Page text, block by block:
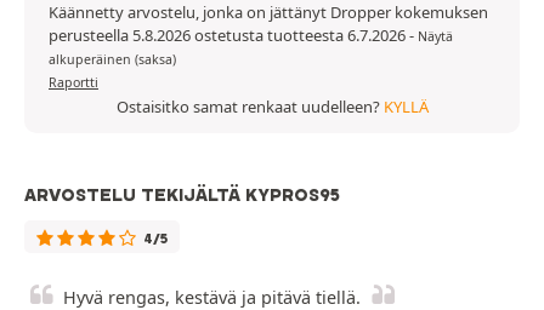
Käännetty arvostelu, jonka on jättänyt Dropper kokemuksen
perusteella 5.8.2026 ostetusta tuotteesta 6.7.2026- Näytä
alkuperäinen (saksa)
Raportti
Ostaisitko samat renkaat uudelleen? KYLLÄ
ARVOSTELU TEKIJÄLTÄ KYPROS95
4/5
Hyvä rengas, kestävä ja pitävä tiellä.